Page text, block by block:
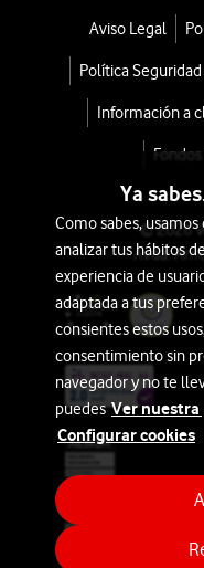
Aviso Legal
Política
Información a
© 2026
Avda.
Ya
Como sabes,
analizar tus hábitos
experiencia de
adaptada a tus
consientes estos
consentimiento sin
navegador y no te
puedesVer nuestra
Configurar cookies